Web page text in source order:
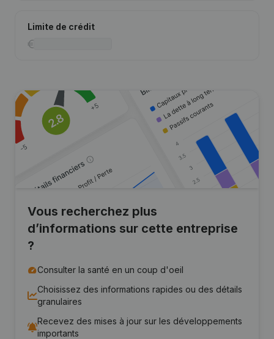
Limite de crédit
Vous recherchez plus
d’informations sur cette entreprise
?
Consulter la santé en un coup d'oeil
Choisissez des informations rapides ou des détails
granulaires
Recevez des mises à jour sur les développements
importants